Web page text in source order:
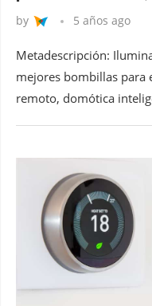
by 5 años ago
Metadescripción:
mejores bombillas para
remoto, domótica